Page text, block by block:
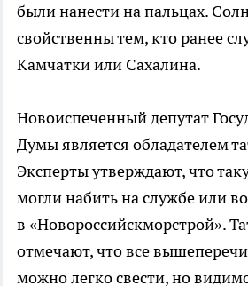
были нанести на пальцах.
свойственны тем, кто ранее
Камчатки или Сахалина.
Новоиспеченный депутат
Думы является обладателем
Эксперты утверждают, что
могли набить на службе или
в «Новороссийскморстрой».
отмечают, что все
можно легко свести, но